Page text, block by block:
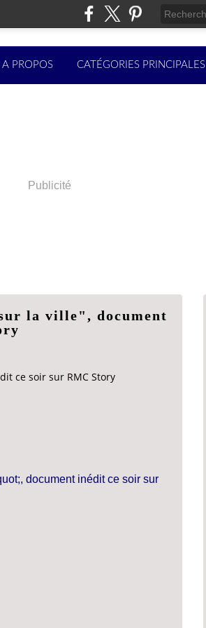
A PROPOS CATÉGORIES PRINCIPALES
Publicité
la ville", document
ce soir sur RMC Story